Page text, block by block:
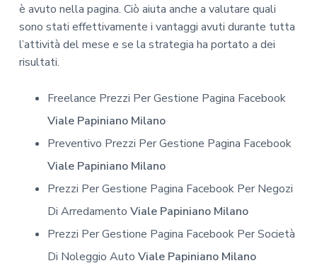
è avuto nella pagina. Ciò aiuta anche a valutare quali
sono stati effettivamente i vantaggi avuti durante tutta
l’attività del mese e se la strategia ha portato a dei
risultati.
Freelance Prezzi Per Gestione Pagina Facebook
Viale Papiniano Milano
Preventivo Prezzi Per Gestione Pagina Facebook
Viale Papiniano Milano
Prezzi Per Gestione Pagina Facebook Per Negozi
Di Arredamento Viale Papiniano Milano
Prezzi Per Gestione Pagina Facebook Per Società
Di Noleggio Auto Viale Papiniano Milano